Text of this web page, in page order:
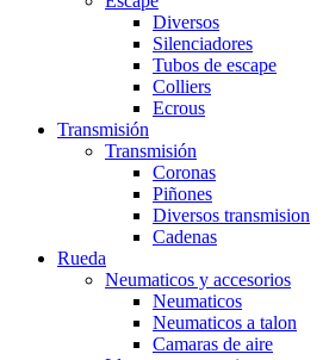
Diversos
Silenciadores
Tubos de escape
Colliers
Ecrous
Transmisión
Transmisión
Coronas
Piñones
Diversos transmision
Cadenas
Rueda
Neumaticos y accesorios
Neumaticos
Neumaticos a talon
Camaras de aire